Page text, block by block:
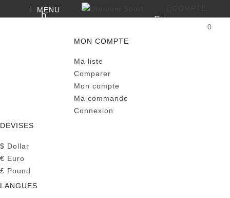
MENU
0
MON COMPTE
Ma liste
Comparer
Mon compte
Ma commande
Connexion
DEVISES
$ Dollar
€ Euro
£ Pound
LANGUES